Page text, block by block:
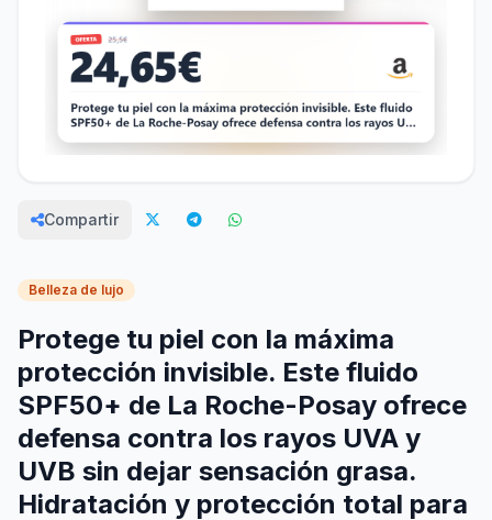
Compartir
Belleza de lujo
Protege tu piel con la máxima
protección invisible. Este fluido
SPF50+ de La Roche-Posay ofrece
defensa contra los rayos UVA y
UVB sin dejar sensación grasa.
Hidratación y protección total para